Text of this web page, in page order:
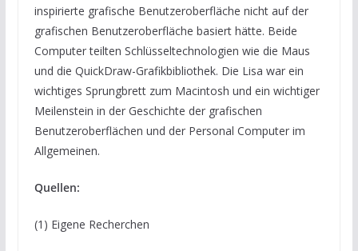
inspirierte grafische Benutzeroberfläche nicht auf der
grafischen Benutzeroberfläche basiert hätte. Beide
Computer teilten Schlüsseltechnologien wie die Maus
und die QuickDraw-Grafikbibliothek. Die Lisa war ein
wichtiges Sprungbrett zum Macintosh und ein wichtiger
Meilenstein in der Geschichte der grafischen
Benutzeroberflächen und der Personal Computer im
Allgemeinen.
Quellen:
(1) Eigene Recherchen